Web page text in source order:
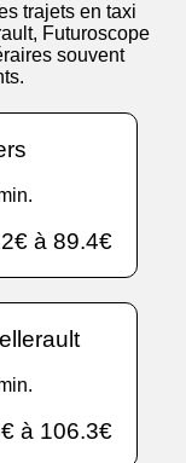
trajets en taxi
Futuroscope
souvent
à 89.4€
à 106.3€